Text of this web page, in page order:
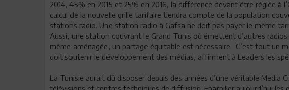
2014, 45% en 2015 et 25% en 2016, la différence devant être réglée à
calcul de la nouvelle grille tarifaire tiendra compte de la population
stations radio. Une station radio à Gafsa ne doit pas payer le même
Aussi, une station couvrant le Grand Tunis où émettent d’autres
même aménagée, un partage équitable est nécessaire. C’est tout un
doit soutenir le développement des médias, affirment à Leaders les
La Tunisie aurait dû disposer depuis des années d’une véritable Media